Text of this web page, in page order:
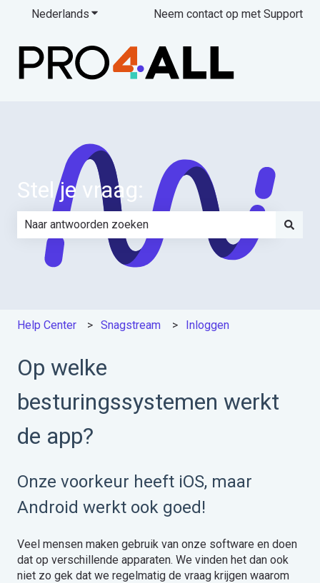
Nederlands Submenu tonen voor vertalingen
Neem contact op met Support
Stel je vraag:
Er zijn geen suggesties want het zoekveld is leeg.
Help Center Snagstream Inloggen
Op welke
besturingssystemen werkt
de app?
Onze voorkeur heeft iOS, maar
Android werkt ook goed!
Veel mensen maken gebruik van onze software en doen
dat op verschillende apparaten. We vinden het dan ook
niet zo gek dat we regelmatig de vraag krijgen waarom